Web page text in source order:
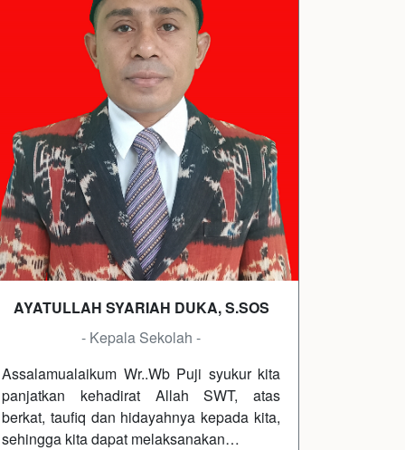
AYATULLAH SYARIAH DUKA, S.SOS
- Kepala Sekolah -
Assalamualaikum Wr..Wb Puji syukur kita
panjatkan kehadirat Allah SWT, atas
berkat, taufiq dan hidayahnya kepada kita,
sehingga kita dapat melaksanakan…